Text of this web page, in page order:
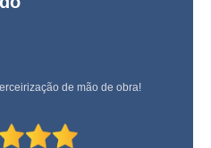
residencial Mooca
e jardinagem em
de mão de obra!